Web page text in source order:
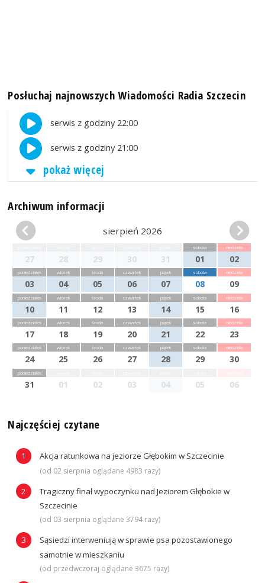
Posłuchaj najnowszych Wiadomości Radia Szczecin
serwis z godziny 22:00
serwis z godziny 21:00
pokaż więcej
Archiwum informacji
sierpień 2026
27 28 29 30 31
sobota
01
niedziela
02
poniedziałek
03
wtorek
04
środa
05
czwartek
06
piątek
07
sobota
08
niedziela
09
poniedziałek
10
wtorek
11
środa
12
czwartek
13
piątek
14
sobota
15
niedziela
16
poniedziałek
17
wtorek
18
środa
19
czwartek
20
piątek
21
sobota
22
niedziela
23
poniedziałek
24
wtorek
25
środa
26
czwartek
27
piątek
28
sobota
29
niedziela
30
poniedziałek
31 01 02 03 04 05 06
Najczęściej czytane
Akcja ratunkowa na jeziorze Głębokim w Szczecinie
(od 02 sierpnia oglądane 4983 razy)
Tragiczny finał wypoczynku nad Jeziorem Głębokie w
Szczecinie
(od 03 sierpnia oglądane 3794 razy)
Sąsiedzi interweniują w sprawie psa pozostawionego
samotnie w mieszkaniu
(od przedwczoraj oglądane 3675 razy)